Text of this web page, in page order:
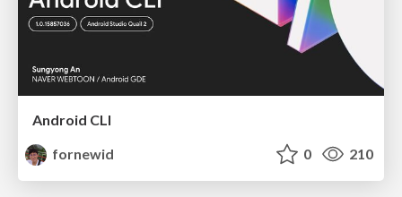
Android CLI
fornewid
0 210